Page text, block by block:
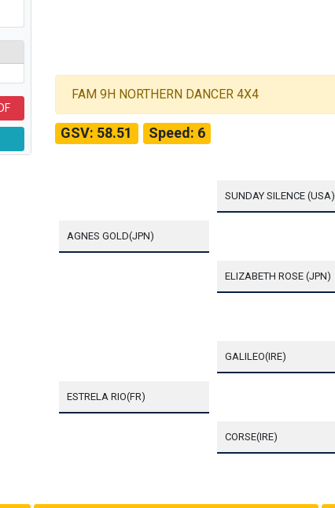
FAM 9H NORTHERN DANCER 4X4
GSV: 58.51 Speed: 6
AGNES GOLD(JPN)
SUNDAY SILENCE (USA)
ELIZABETH ROSE (JPN)
ESTRELA RIO(FR)
GALILEO(IRE)
CORSE(IRE)